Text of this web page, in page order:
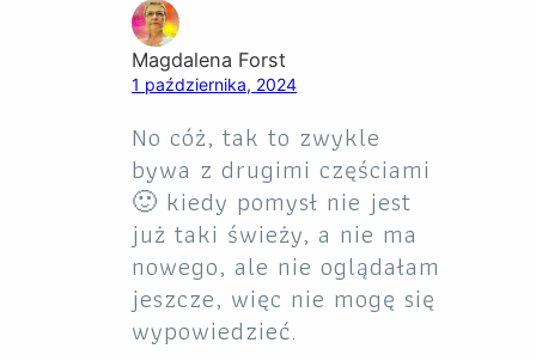
Magdalena Forst
1 października, 2024
No cóż, tak to zwykle
bywa z drugimi częściami
🙂 kiedy pomysł nie jest
już taki świeży, a nie ma
nowego, ale nie oglądałam
jeszcze, więc nie mogę się
wypowiedzieć.